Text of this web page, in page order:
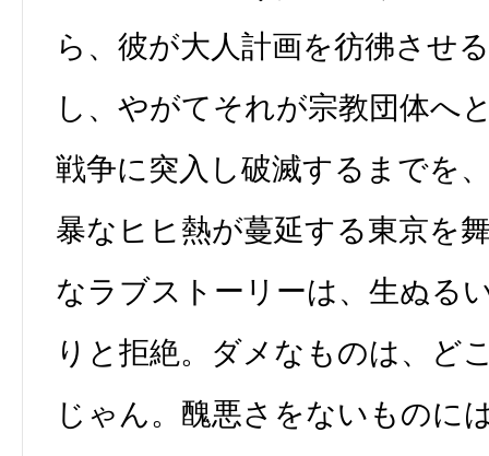
ら、彼が大人計画を彷彿させ
し、やがてそれが宗教団体へ
戦争に突入し破滅するまでを
暴なヒヒ熱が蔓延する東京を
なラブストーリーは、生ぬる
りと拒絶。ダメなものは、ど
じゃん。醜悪さをないものに